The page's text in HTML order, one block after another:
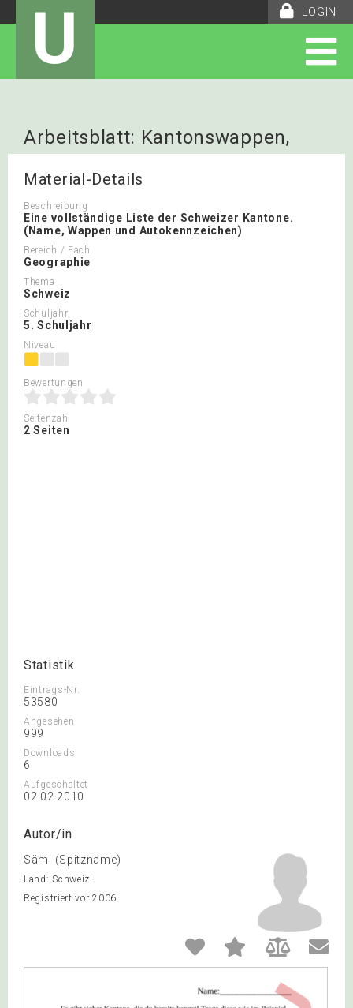
LOGIN
U
Arbeitsblatt: Kantonswappen,
Namen und Autokennzeichen
Material-Details
Beschreibung
Eine vollständige Liste der Schweizer Kantone.
(Name, Wappen und Autokennzeichen)
Bereich / Fach
Geographie
Thema
Schweiz
Schuljahr
5. Schuljahr
Niveau
Bewertungen
Seitenzahl
2 Seiten
Statistik
Eintrags-Nr.
53580
Angesehen
999
Downloads
6
Aufgeschaltet
02.02.2010
Autor/in
Sämi (Spitzname)
Land: Schweiz
Registriert vor 2006